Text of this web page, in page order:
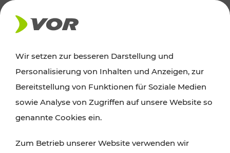
AKTUELLES
Ausflugstipps
Wien, Niederösterreich und das Burgenland
Wanderungen, Kultur und Gastronomie,
Wir setzen zur besseren Darstellung und
Personalisierung von Inhalten und Anzeigen, zur
Bereitstellung von Funktionen für Soziale Medien
sowie Analyse von Zugriffen auf unsere Website so
genannte Cookies ein.
Zum Betrieb unserer Website verwenden wir